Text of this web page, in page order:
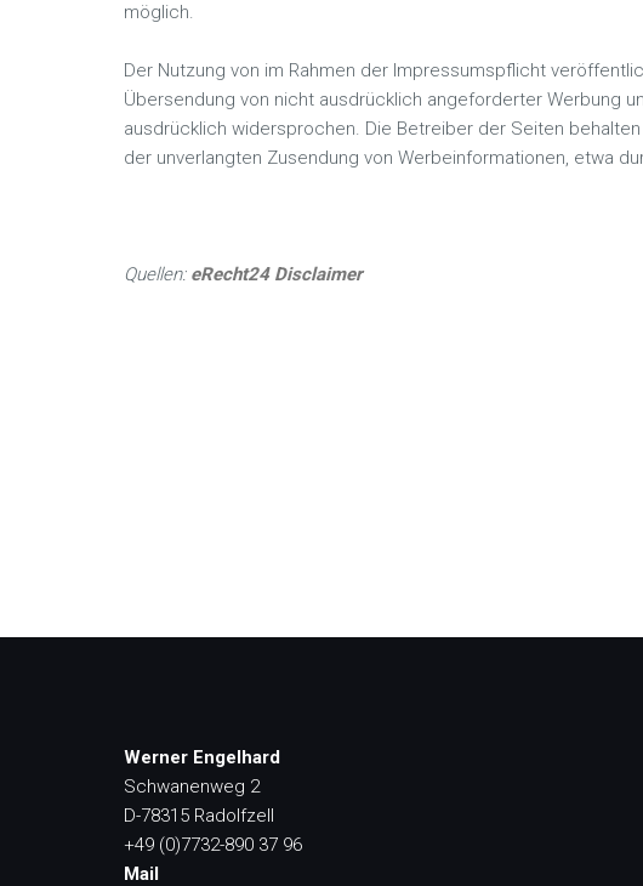
möglich.
Der Nutzung von im Rahmen der Impressumspflicht
Übersendung von nicht ausdrücklich angeforderter Werbung
ausdrücklich widersprochen. Die Betreiber der Seiten
der unverlangten Zusendung von Werbeinformationen, etwa
Quellen: eRecht24 Disclaimer
Werner Engelhard
Schwanenweg 2
D-78315 Radolfzell
+49 (0)7732-890 37 96
Mail